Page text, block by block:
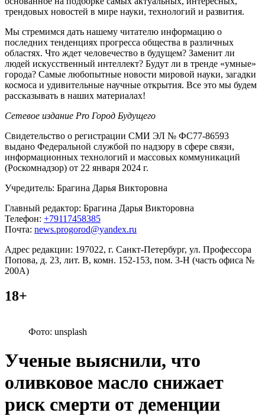
трендовых новостей в мире науки, технологий и развития.
Мы стремимся дать нашему читателю информацию о
последних тенденциях прогресса общества в различных
областях. Что ждет человечество в будущем? Заменит ли
людей искусственный интеллект? Будут ли в тренде «умные»
города? Самые любопытные новости мировой науки, загадки
космоса и удивительные научные открытия. Все это мы будем
рассказывать в наших материалах!
Сетевое издание Pro Город Будущего
Свидетельство о регистрации СМИ ЭЛ № ФС77-86593
выдано Федеральной службой по надзору в сфере связи,
информационных технологий и массовых коммуникаций
(Роскомнадзор) от 22 января 2024 г.
Учредитель: Брагина Дарья Викторовна
Главный редактор: Брагина Дарья Викторовна
Телефон: +79117458385
Почта: news.progorod@yandex.ru
Адрес редакции: 197022, г. Санкт-Петербург, ул. Профессора
Попова, д. 23, лит. В, комн. 152-153, пом. 3-Н (часть офиса №
200А)
18+
Фото: unsplash
Ученые выяснили, что
оливковое масло снижает
риск смерти от деменции